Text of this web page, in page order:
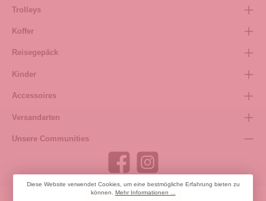
Trolleys
Koffer
Reisegepäck
Kinder
Accessoires
Versandarten
Unsere Communities
Diese Website verwendet Cookies, um eine bestmögliche Erfahrung bieten zu
können. Mehr Informationen ...